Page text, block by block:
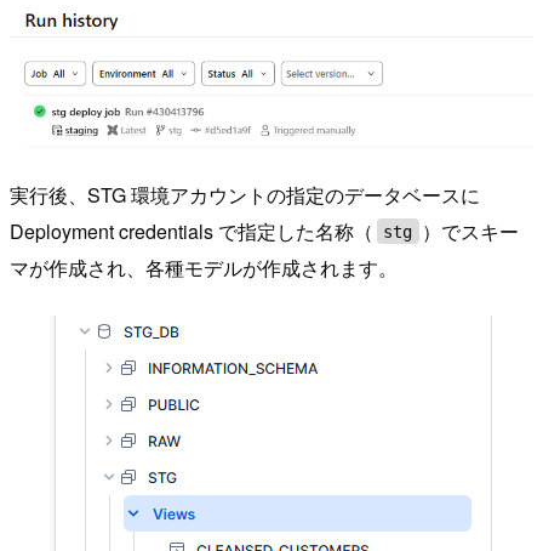
実行後、STG 環境アカウントの指定のデータベースに
Deployment credentials で指定した名称（
stg
）でスキー
マが作成され、各種モデルが作成されます。